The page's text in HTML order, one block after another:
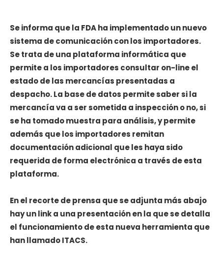
Se informa que la FDA ha implementado un nuevo
sistema de comunicación con los importadores.
Se trata de una plataforma informática que
permite a los importadores consultar on-line el
estado de las mercancías presentadas a
despacho. La base de datos permite saber si la
mercancía va a ser sometida a inspección o no, si
se ha tomado muestra para análisis, y permite
además que los importadores remitan
documentación adicional que les haya sido
requerida de forma electrónica a través de esta
plataforma.
En el recorte de prensa que se adjunta más abajo
hay un link a una presentación en la que se detalla
el funcionamiento de esta nueva herramienta que
han llamado ITACS.